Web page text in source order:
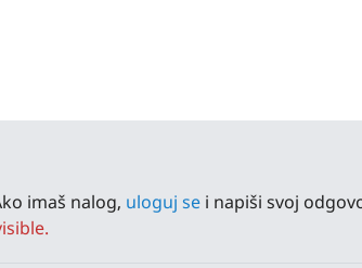
imaš nalog, uloguj se i napiši svoj